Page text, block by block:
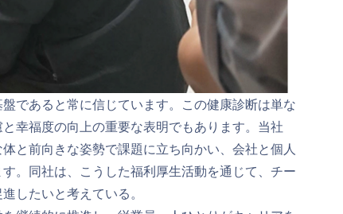
であると常に信じています。この健康診断は単な
幸福度の向上の重要な表明でもあります。当社
と前向きな姿勢で課題に立ち向かい、会社と個人
。同社は、こうした福利厚生活動を通じて、チー
したいと考えている。